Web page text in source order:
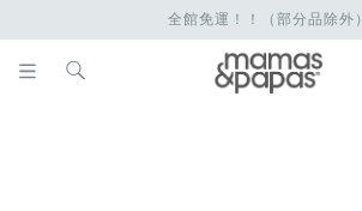
全館免運！！（部分品除外）